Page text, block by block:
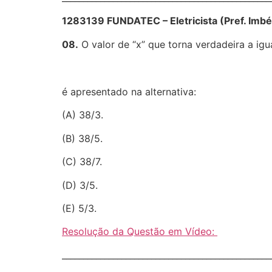
1283139 FUNDATEC – Eletricista (Pref.
08. O valor de “x” que torna verdadeira a
é apresentado na alternativa:
(A) 38/3.
(B) 38/5.
(C) 38/7.
(D) 3/5.
(E) 5/3.
Resolução da Questão em Vídeo: